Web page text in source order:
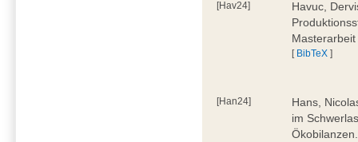
[Hav24]
Havuc,
[ BibTeX ]
[Han24]
Hans,
im